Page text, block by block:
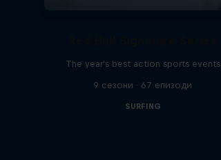
The year's best action sports events
9 сезони · 67 епизоди
SURFING